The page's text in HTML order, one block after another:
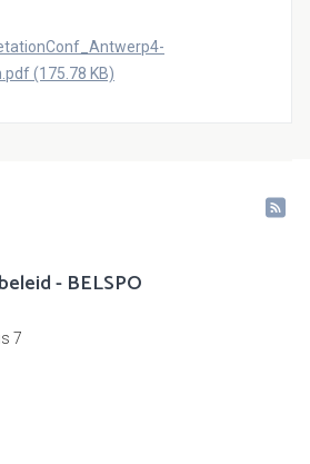
(175.78 KB)
- BELSPO
7